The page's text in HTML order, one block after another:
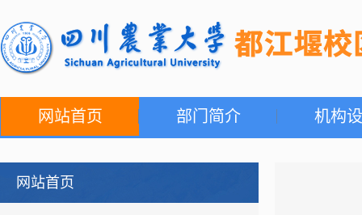
网站首页 部门简介 机构
网站首页